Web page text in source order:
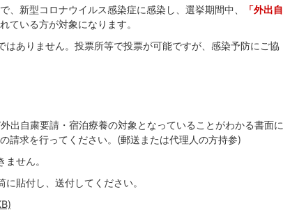
、新型コロナウイルス感染症に感染し、選挙期間中、
「外出自
ている方が対象になります。
ありません。投票所等で投票が可能ですが、感染予防にご協
出自粛要請・宿泊療養の対象となっていることがわかる書面に
請求を行ってください。(郵送または代理人の方持参)
せん。
貼付し、送付してください。